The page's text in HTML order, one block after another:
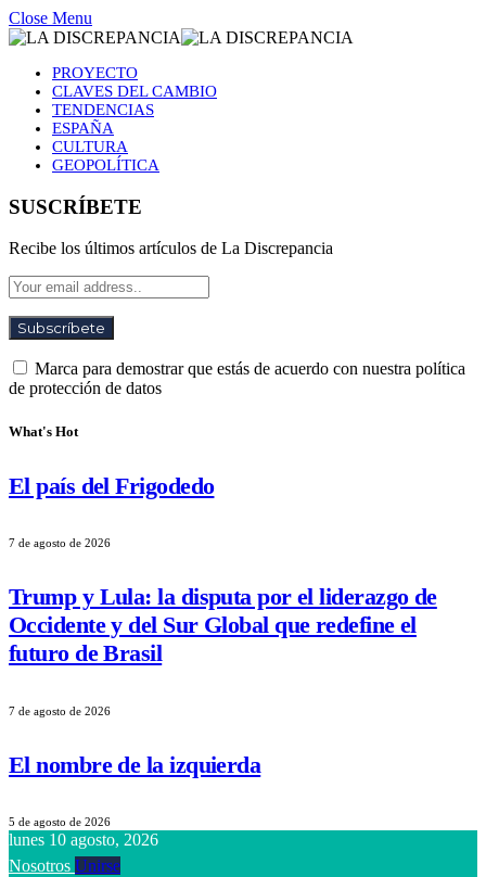
Close Menu
PROYECTO
CLAVES DEL CAMBIO
TENDENCIAS
ESPAÑA
CULTURA
GEOPOLÍTICA
SUSCRÍBETE
Recibe los últimos artículos de La Discrepancia
Marca para demostrar que estás de acuerdo con nuestra política
de protección de datos
What's Hot
El país del Frigodedo
7 de agosto de 2026
Trump y Lula: la disputa por el liderazgo de
Occidente y del Sur Global que redefine el
futuro de Brasil
7 de agosto de 2026
El nombre de la izquierda
5 de agosto de 2026
lunes 10 agosto, 2026
Nosotros Unirse